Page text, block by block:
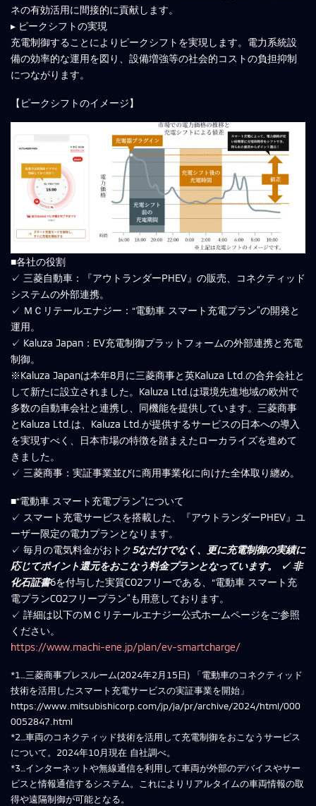
ネの有効活用に間接的に貢献します。
▸ ピークシフトの実現
充電制御することによりピークシフトを実現します。電力系統設
備の効率的な運用を図り、設備増強等の社会的コストの負担抑制
につながります。
【ピークシフトのイメージ】
■各社の役割
✓ 三菱自動車：『アウトランダーPHEV』の販売、コネクティッド
システムの外部連携。
✓ ＭＣリテールエナジー：“電動車 スマート充電プラン”の開発と
運用。
✓ Kaluza Japan：EV充電制御プラットフォームの外部連携と充電
制御。
※Kaluza Japanは本年8月に三菱商事と英Kaluza Ltd.の合弁会社と
して新たに設立されました。Kaluza Ltd.は環境先進地域の欧州で
多数の自動車会社と連携し、同機能を提供しています。三菱商事
とKaluza Ltd.は、Kaluza Ltd.が提供するサービスの日本への導入
を実現すべく、日本市場の特徴を踏まえたローカライズを進めて
きました。
✓ 三菱商事：実証事業並びに商用事業化に向けた全体取り纏め。
■“電動車 スマート充電プラン”について
✓ スマート充電サービスを搭載した、『アウトランダーPHEV』ユ
ーザー限定の電力プランとなります。
✓ 毎月の電気料金がおトク5なだけでなく、更に充電制御の実績に
応じてポイント還元をおこなう料金プランとなっています。 ✓ 非
化石証書6を付与した実質CO2フリーである、“電動車 スマート充
電プランCO2フリープラン”も用意しております。
✓ 詳細は以下のＭＣリテールエナジー公式ホームページをご参照
ください。
https://www.machi-ene.jp/plan/ev-smartcharge/
*1…三菱商事プレスルーム(2024年2月15日) 「電動車のコネクティッド
技術を活用したスマート充電サービスの実証事業を開始」
https://www.mitsubishicorp.com/jp/ja/pr/archive/2024/html/000
0052847.html
*2…車両のコネクティッド技術を活用して充電制御をおこなうサービス
について。2024年10月現在 自社調べ。
*3…インターネットや無線通信を利用して車両が外部のデバイスやサー
ビスと情報通信するシステム。これによりリアルタイムの車両情報の取
得や遠隔制御が可能となる。